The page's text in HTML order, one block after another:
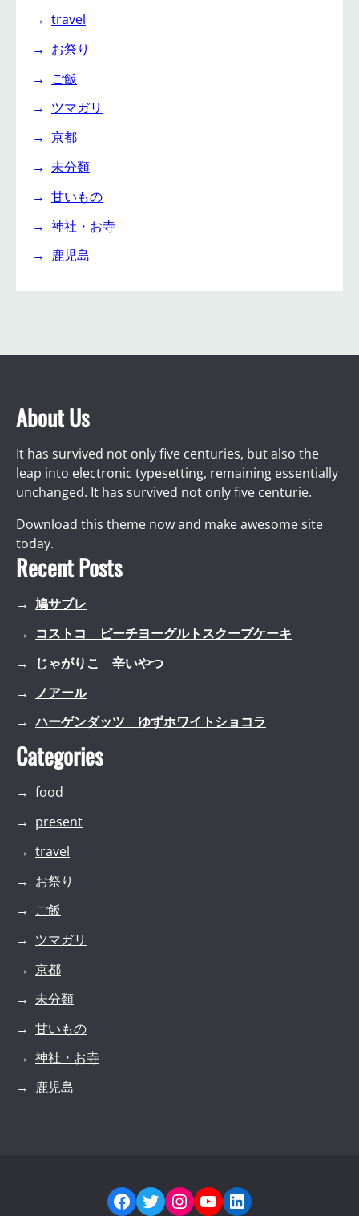
travel
お祭り
ご飯
ツマガリ
京都
未分類
甘いもの
神社・お寺
鹿児島
About Us
It has survived not only five centuries, but also the
leap into electronic typesetting, remaining essentially
unchanged. It has survived not only five centurie.
Download this theme now and make awesome site
today.
Recent Posts
鳩サブレ
コストコ ピーチヨーグルトスクープケーキ
じゃがりこ 辛いやつ
ノアール
ハーゲンダッツ ゆずホワイトショコラ
Categories
food
present
travel
お祭り
ご飯
ツマガリ
京都
未分類
甘いもの
神社・お寺
鹿児島
Facebook
Twitter
Instagram
YouTube
LinkedIn